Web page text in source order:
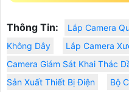
Thông Tin: Lắp Camera
Không Dây
Lắp Camera
Camera Giám Sát Khai Thác
Sản Xuất Thiết Bị Điện
Bộ